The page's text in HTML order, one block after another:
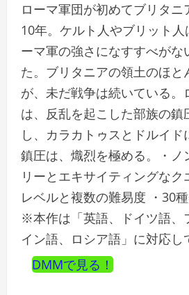
ローマ軍団が初めてブリタニ
10年。ケルト人やブリット
ーマ軍の強さになすすべがな
た。ブリタニアの領土のほと
が、未だ戦争は続いている。
は、反乱を起こした部族の鎮
し、カラカトゥスとドルイ
鎮圧は、熾烈を極める。・ノ
リーとエキサイティングな
レベルと複数の難易度 ・30
※本作は「英語、ドイツ語、
イン語、ロシア語」に対応し
DMMで見る！